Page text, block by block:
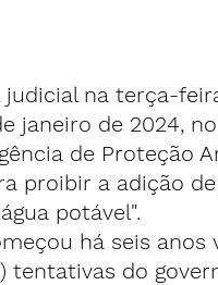
na terça-
janeiro de 2024,
de Proteção
proibir a adição
potável".
há seis
tentativas do